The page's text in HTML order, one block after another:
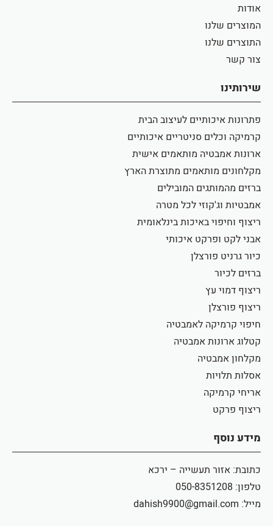
אודות
המוצרים שלנו
התוצרים שלנו
צור קשר
שירותינו
פתרונות איכותיים לעיצוב הבית
קרמיקה וכלים סניטריים איכותיים
ארונות אמבטיה מותאמים אישית
מקלחונים מותאמים מתוצרת הארץ
ברזים מהמותגים המובילים
אמבטיות וג'קוזי לכל מטרה
ריצוף וחיפוי באיכות בינלאומית
אבני לקט ופרקט איכותי
כיור גרניט פורצלן
ברזים לכיור
ריצוף דמוי עץ
ריצוף פורצלן
חיפוי קרמיקה לאמבטיה
קטלוג ארונות אמבטיה
מקלחון אמבטיה
אסלות תלויות
אריחי קרמיקה
ריצוף פרקט
מידע נוסף
כתובת: אזור תעשייה – ירכא
טלפון: 050-8351208
מייל: dahish9900@gmail.com